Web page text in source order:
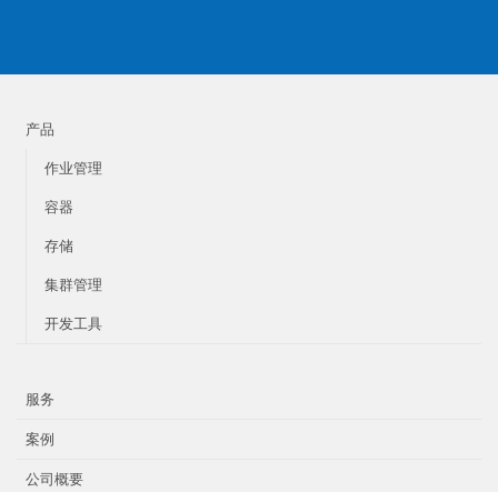
产品
作业管理
容器
存储
集群管理
开发工具
服务
案例
公司概要